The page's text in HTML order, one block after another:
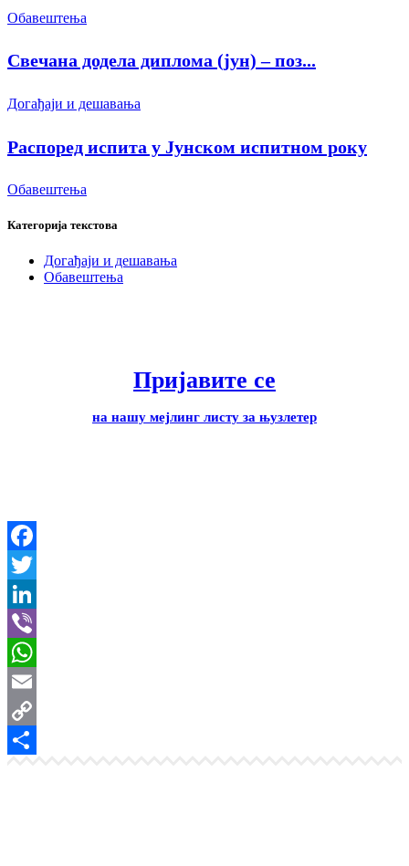
Обавештења
Свечана додела диплома (јун) – поз...
Догађаји и дешавања
Распоред испита у Јунском испитном року
Обавештења
Категорија текстова
Догађаји и дешавања
Обавештења
Пријавите се
на нашу мејлинг листу за њузлетер
Facebook
Twitter
LinkedIn
Viber
WhatsApp
Email
Copy